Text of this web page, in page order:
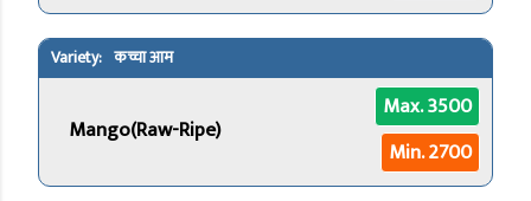
कच्चा आम
Mango(Raw-Ripe)
Max. 3500
Min. 2700